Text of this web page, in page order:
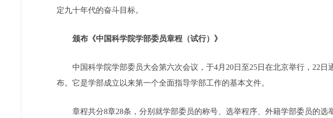
定九十年代的奋斗目标。
颁布《中国科学院学部委员章程（试行）》
中国科学院学部委员大会第六次会议，于4月20日至25日在北京举行，22日
布。它是学部成立以来第一个全面指导学部工作的基本文件。
章程共分8章28条，分别就学部委员的称号、选举程序、外籍学部委员的选